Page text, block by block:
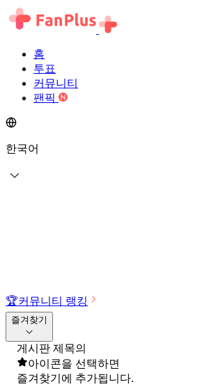
홈
투표
커뮤니티
팬픽
한국어
🏆커뮤니티 랭킹
즐겨찾기
게시판 제목의
아이콘을 선택하면
즐겨찾기에 추가됩니다.